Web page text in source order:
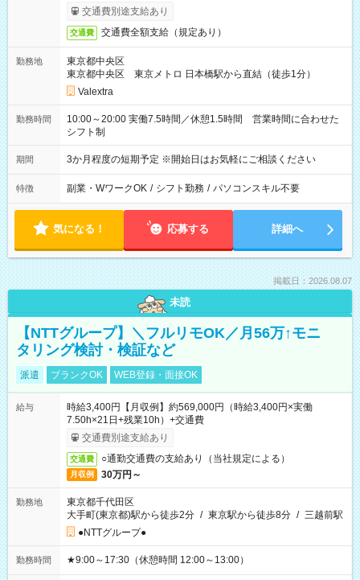
交通費別途支給あり
交通費 交通費全額支給（規定あり）
勤務地
東京都中央区
東京都中央区 東京メトロ 日本橋駅から直結（徒歩1分）
Valextra
勤務時間
10:00～20:00 実働7.5時間／休憩1.5時間 営業時間に合わせた
シフト制
期間 3か月程度の短期予定 ※開始日はお気軽にご相談ください
特徴 副業・WワークOK / シフト勤務 / パソコンスキル不要
気になる！ 応募する 詳細へ
掲載日：2026.08.07
未読
【NTTグループ】＼フルリモOK／月56万↑モニ
タリング検討・検証など
派遣 ブランクOK WEB登録・面接OK
給与
時給3,400円【月収例】約569,000円（時給3,400円×実働
7.50h×21日+残業10h）+交通費
交通費別途支給あり
交通費 ○通勤交通費の支給あり（当社規定による）
月収例 30万円～
勤務地
東京都千代田区
大手町(東京都)駅から徒歩2分 / 東京駅から徒歩8分 / 三越前駅
●NTTグループ●
勤務時間 ★9:00～17:30（休憩時間 12:00～13:00）